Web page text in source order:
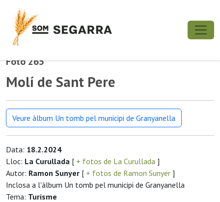
Foto 265
Molí de Sant Pere
Veure àlbum Un tomb pel municipi de Granyanella
Data: 18.2.2024
Lloc: La Curullada [ + fotos de La Curullada ]
Autor: Ramon Sunyer [ + fotos de Ramon Sunyer ]
Inclosa a l'àlbum Un tomb pel municipi de Granyanella
Tema: Turisme